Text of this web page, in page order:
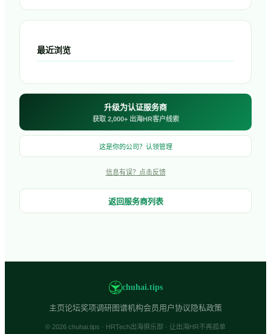
最近浏览
升级为认证服务商
获取 2,000+ 出海HR客户线索
这是你的公司？认领管理
信息有误？点击反馈
返回服务商列表
chuhai.tips
主页论坛奖项调研图谱机构会员 用户协议 隐私政策
© 2026 chuhai.tips · HRTech出海俱乐部 · 让出海HR不再孤单